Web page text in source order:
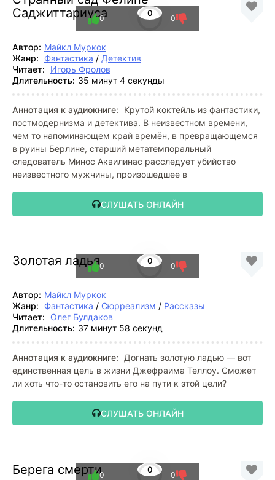
Саджиттариуса
0
0 0
Автор: Майкл Муркок
Жанр:
Фантастика / Детектив
Читает:
Игорь Фролов
Длительность: 35 минут 4 секунды
Аннотация к аудиокниге:
Крутой коктейль из фантастики,
постмодернизма и детектива. В неизвестном времени,
чем то напоминающем край времён, в превращающемся
в руины Берлине, старший метатемпоральный
следователь Минос Аквилинас расследует убийство
неизвестного мужчины, произошедшее в
СЛУШАТЬ ОНЛАЙН
Золотая ладья 0
0 0
Автор: Майкл Муркок
Жанр:
Фантастика / Сюрреализм / Рассказы
Читает: Олег Булдаков
Длительность: 37 минут 58 секунд
Аннотация к аудиокниге:
Догнать золотую ладью — вот
единственная цель в жизни Джефраима Теллоу. Сможет
ли хоть что-то остановить его на пути к этой цели?
СЛУШАТЬ ОНЛАЙН
Берега смерти 0
0 0